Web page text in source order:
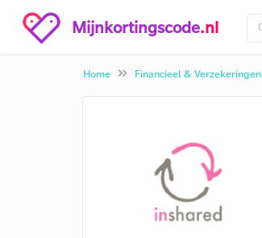
Mijnkortingscode.nl
Home Financieel & Verzekeringen